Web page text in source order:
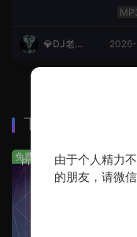
💎DJ老王
下载排行
Prog House·免费分享
免费
由于个人精力
的朋友，请微